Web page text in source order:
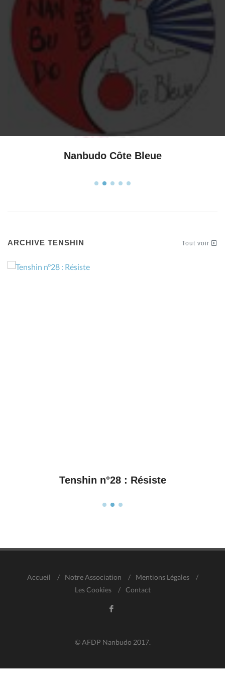
Nanbudo Côte Bleue
ARCHIVE TENSHIN Tout voir
Tenshin n°28 : Résiste
© AFDP Nanbudo 2017.
Accueil / Notre Association / Mentions Légales
/
Les Cookies
/ Contact